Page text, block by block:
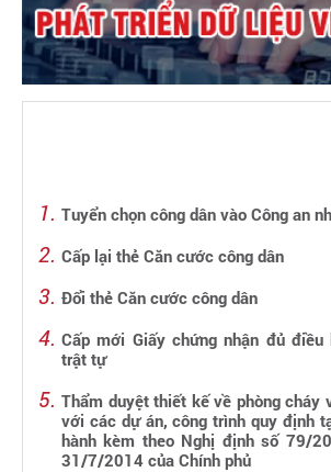
Tuyển chọn công dân vào Công an
Cấp lại thẻ Căn cước công dân
Đổi thẻ Căn cước công dân
Cấp mới Giấy chứng nhận đủ điều
trật tự
Thẩm duyệt thiết kế về phòng cháy
với các dự án, công trình quy định
hành kèm theo Nghị định số 79/
31/7/2014 của Chính phủ